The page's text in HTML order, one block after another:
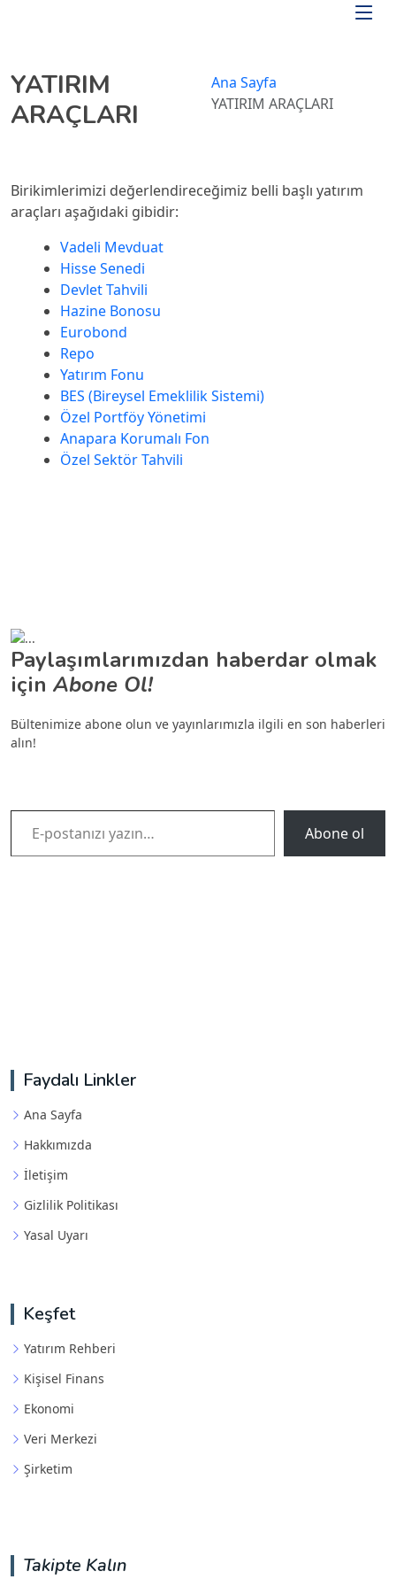
YATIRIM
ARAÇLARI
Ana Sayfa
YATIRIM ARAÇLARI
Birikimlerimizi değerlendireceğimiz belli başlı yatırım
araçları aşağıdaki gibidir:
Vadeli Mevduat
Hisse Senedi
Devlet Tahvili
Hazine Bonosu
Eurobond
Repo
Yatırım Fonu
BES (Bireysel Emeklilik Sistemi)
Özel Portföy Yönetimi
Anapara Korumalı Fon
Özel Sektör Tahvili
Paylaşımlarımızdan haberdar olmak
için Abone Ol!
Bültenimize abone olun ve yayınlarımızla ilgili en son haberleri
alın!
E-postanızı yazın…
Abone ol
Faydalı Linkler
Ana Sayfa
Hakkımızda
İletişim
Gizlilik Politikası
Yasal Uyarı
Keşfet
Yatırım Rehberi
Kişisel Finans
Ekonomi
Veri Merkezi
Şirketim
Takipte Kalın